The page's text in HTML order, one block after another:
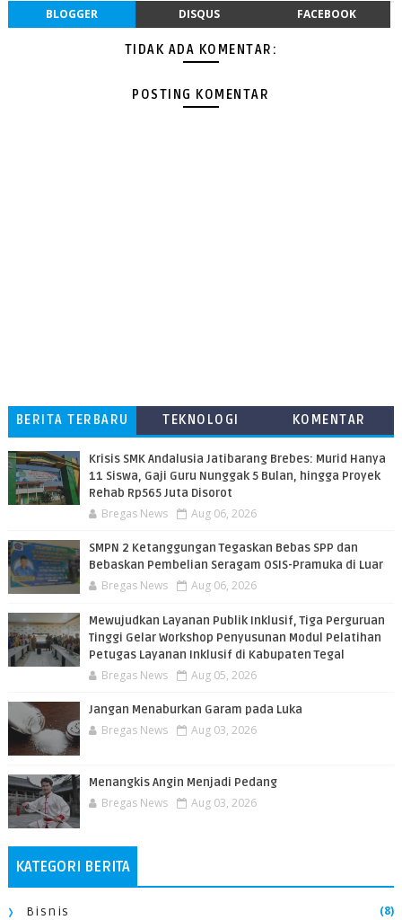
BLOGGER DISQUS FACEBOOK
TIDAK ADA KOMENTAR:
POSTING KOMENTAR
BERITA TERBARU TEKNOLOGI
KOMENTAR
Krisis SMK Andalusia Jatibarang Brebes: Murid Hanya
11 Siswa, Gaji Guru Nunggak 5 Bulan, hingga Proyek
Rehab Rp565 Juta Disorot
Bregas News Aug 06, 2026
SMPN 2 Ketanggungan Tegaskan Bebas SPP dan
Bebaskan Pembelian Seragam OSIS-Pramuka di Luar
Bregas News Aug 06, 2026
​Mewujudkan Layanan Publik Inklusif, Tiga Perguruan
Tinggi Gelar Workshop Penyusunan Modul Pelatihan
Petugas Layanan Inklusif di Kabupaten Tegal
Bregas News Aug 05, 2026
Jangan Menaburkan Garam pada Luka
Bregas News Aug 03, 2026
Menangkis Angin Menjadi Pedang
Bregas News Aug 03, 2026
KATEGORI BERITA
Bisnis (8)